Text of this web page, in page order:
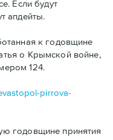
Если будут
апдейты.
к годовщине
о Крымской войне,
124.
pirrova-
годовщине принятия